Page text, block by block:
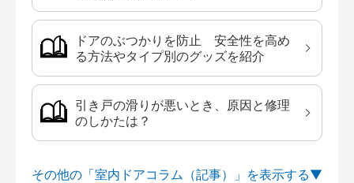
ドアのぶつかりを防止 安全性を高め
る方法やタイプ別のグッズを紹介
引き戸の滑りが悪いとき、原因と修理
のしかたは？
その他の「室内ドアコラム（記事）」を